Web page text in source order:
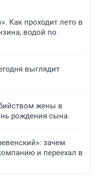
Как проходит лето в
водой по
выглядит
жены в
рождения сына
зачем
и переехал в